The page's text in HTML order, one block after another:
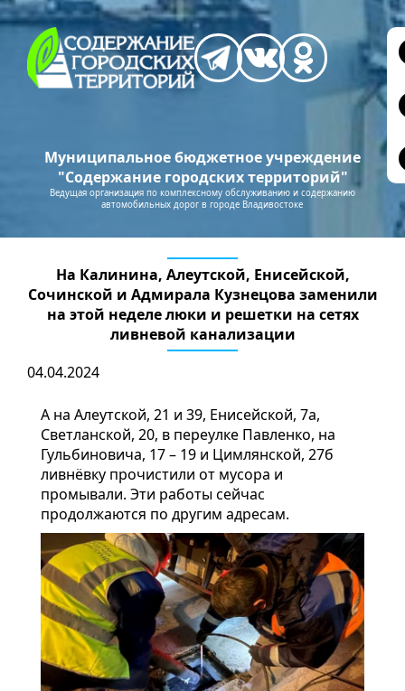
Муниципальное бюджетное учреждение
"Содержание городских территорий"
Ведущая организация по комплексному обслуживанию и содержанию
автомобильных дорог в городе Владивостоке
На Калинина, Алеутской, Енисейской,
Сочинской и Адмирала Кузнецова заменили
на этой неделе люки и решетки на сетях
ливневой канализации
04.04.2024
А на Алеутской, 21 и 39, Енисейской, 7а,
Светланской, 20, в переулке Павленко, на
Гульбиновича, 17 – 19 и Цимлянской, 27б
ливнёвку прочистили от мусора и
промывали. Эти работы сейчас
продолжаются по другим адресам.